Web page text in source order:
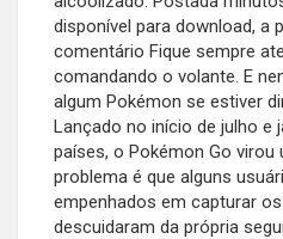
disponível para download, a
comentário Fique sempre
comandando o volante. E
algum Pokémon se estiver
Lançado no início de julho e
países, o Pokémon Go virou
problema é que alguns
empenhados em capturar
descuidaram da própria